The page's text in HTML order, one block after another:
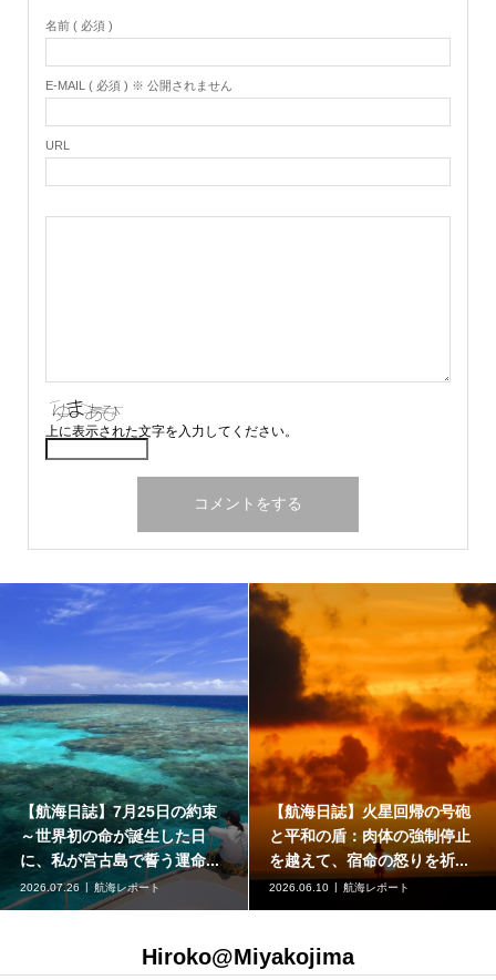
名前 ( 必須 )
E-MAIL ( 必須 ) ※ 公開されません
URL
上に表示された文字を入力してください。
【航海日誌】7月25日の約束
～世界初の命が誕生した日
に、私が宮古島で誓う運命...
2026.07.26 航海レポート
【航海日誌】火星回帰の号砲
と平和の盾：肉体の強制停止
を越えて、宿命の怒りを祈...
2026.06.10 航海レポート
Hiroko@Miyakojima